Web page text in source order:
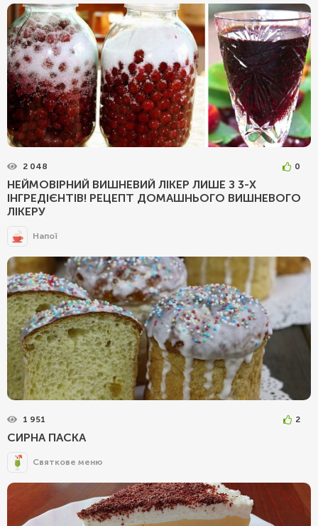
2 048 0
НЕЙМОВІРНИЙ ВИШНЕВИЙ ЛІКЕР ЛИШЕ З 3-Х
ІНГРЕДІЄНТІВ! РЕЦЕПТ ДОМАШНЬОГО ВИШНЕВОГО
ЛІКЕРУ
Напої
1 951 2
СИРНА ПАСКА
Святкове меню